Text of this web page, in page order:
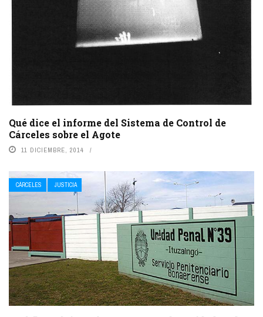
Qué dice el informe del Sistema de Control de
Cárceles sobre el Agote
11 DICIEMBRE, 2014
CÁRCELES JUSTICIA